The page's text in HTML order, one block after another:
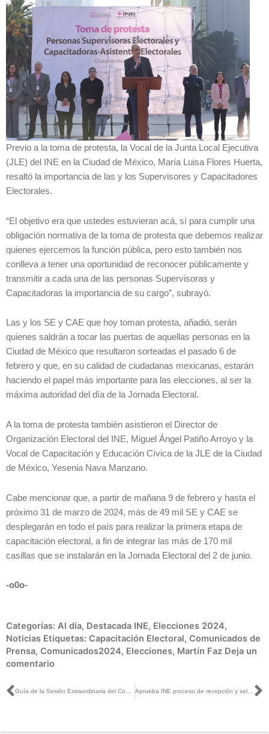
Previo a la toma de protesta, la Vocal de la Junta Local Ejecutiva
(JLE) del INE en la Ciudad de México, María Luisa Flores Huerta,
resaltó la importancia de las y los Supervisores y Capacitadores
Electorales.
“El objetivo era que ustedes estuvieran acá, sí para cumplir una
obligación normativa de la toma de protesta que debemos realizar
quienes ejercemos la función pública, pero esto también nos
conlleva a tener una oportunidad de reconocer públicamente y
transmitir a cada una de las personas Supervisoras y
Capacitadoras la importancia de su cargo”, subrayó.
Las y los SE y CAE que hoy toman protesta, añadió, serán
quienes saldrán a tocar las puertas de aquellas personas en la
Ciudad de México que resultaron sorteadas el pasado 6 de
febrero y que, en su calidad de ciudadanas mexicanas, estarán
haciendo el papel más importante para las elecciones, al ser la
máxima autoridad del día de la Jornada Electoral.
A la toma de protesta también asistieron el Director de
Organización Electoral del INE, Miguel Ángel Patiño Arroyo y la
Vocal de Capacitación y Educación Cívica de la JLE de la Ciudad
de México, Yesenia Nava Manzano.
Cabe mencionar que, a partir de mañana 9 de febrero y hasta el
próximo 31 de marzo de 2024, más de 49 mil SE y CAE se
desplegarán en todo el país para realizar la primera etapa de
capacitación electoral, a fin de integrar las más de 170 mil
casillas que se instalarán en la Jornada Electoral del 2 de junio.
-o0o-
Categorías: Al día, Destacada INE, Elecciones 2024,
Noticias Etiquetas: Capacitación Electoral, Comunicados de
Prensa, Comunicados2024, Elecciones, Martín Faz Deja un
comentario
Ant Aprueba INE proceso de recepción y selección de las preguntas ciudadanas para el primer debate presidencial